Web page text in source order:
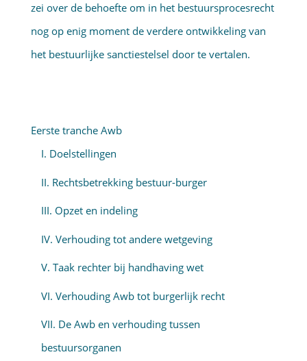
zei over de behoefte om in het bestuursprocesrecht
nog op enig moment de verdere ontwikkeling van
het bestuurlijke sanctiestelsel door te vertalen.
Eerste tranche Awb
I. Doelstellingen
II. Rechtsbetrekking bestuur-burger
III. Opzet en indeling
IV. Verhouding tot andere wetgeving
V. Taak rechter bij handhaving wet
VI. Verhouding Awb tot burgerlijk recht
VII. De Awb en verhouding tussen
bestuursorganen